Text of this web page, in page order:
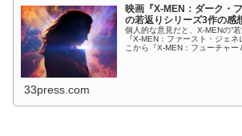
映画『X-MEN：ダーク・
の若返りシリーズ3作の感
個人的な意見だと、X-MENの“
『X-MEN：ファースト・ジェ
こから『X-MEN：フューチャー
33press.com